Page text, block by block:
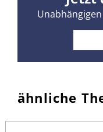
ähnliche